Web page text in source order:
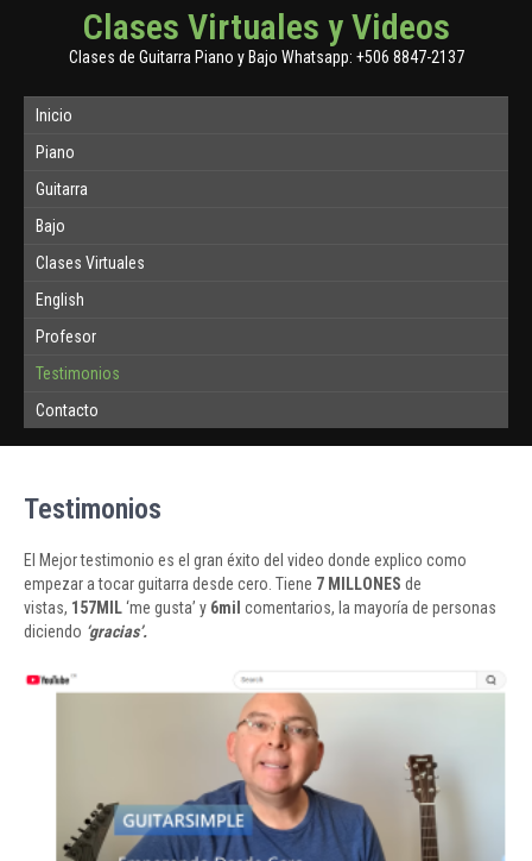
Clases Virtuales y Videos
Clases de Guitarra Piano y Bajo Whatsapp: +506 8847-2137
Inicio
Piano
Guitarra
Bajo
Clases Virtuales
English
Profesor
Testimonios
Contacto
Testimonios
El Mejor testimonio es el gran éxito del video donde explico como
empezar a tocar guitarra desde cero. Tiene 7 MILLONES de
vistas, 157MIL‘me gusta’ y 6mil comentarios, la mayoría de personas
diciendo ‘gracias’.